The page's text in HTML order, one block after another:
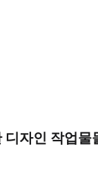
자인 작업물